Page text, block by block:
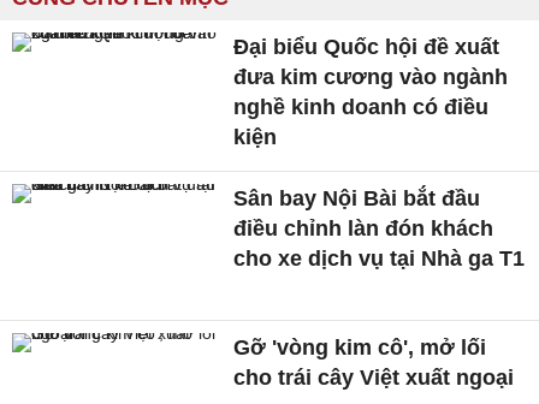
Đại biểu Quốc hội đề xuất
đưa kim cương vào ngành
nghề kinh doanh có điều
kiện
Sân bay Nội Bài bắt đầu
điều chỉnh làn đón khách
cho xe dịch vụ tại Nhà ga T1
Gỡ 'vòng kim cô', mở lối
cho trái cây Việt xuất ngoại